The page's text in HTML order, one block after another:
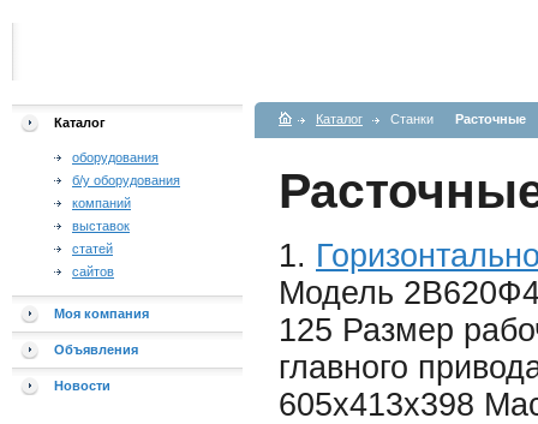
Каталог
оборудования
б/у оборудования
компаний
выставок
статей
сайтов
Моя компания
Объявления
Новости
Каталог Станки Расточные
1.
Модель
125 Размер
главного
605х413х398